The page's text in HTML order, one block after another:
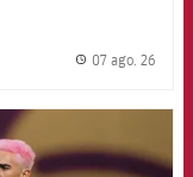
07 ago. 26
badge